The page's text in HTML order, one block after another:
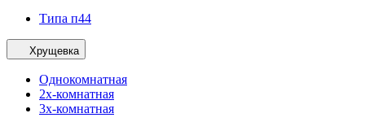
Типа п44
Хрущевка
Однокомнатная
2х-комнатная
3х-комнатная